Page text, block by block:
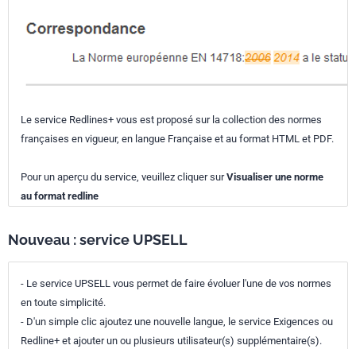
Le service Redlines+ vous est proposé sur la collection des normes
françaises en vigueur, en langue Française et au format HTML et PDF.
Pour un aperçu du service, veuillez cliquer surVisualiser une norme
au format redline
Nouveau : service UPSELL
- Le service UPSELL vous permet de faire évoluer l'une de vos normes
en toute simplicité.
- D'un simple clic ajoutez une nouvelle langue, le service Exigences ou
Redline+ et ajouter un ou plusieurs utilisateur(s) supplémentaire(s).